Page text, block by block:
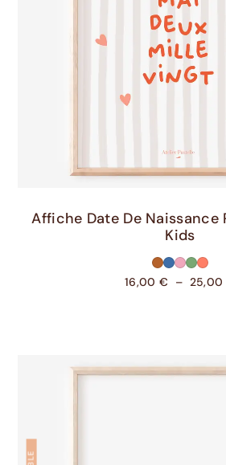
Choix Des
Affiche Date De Naissance
Kids
16,00 € – 25,00